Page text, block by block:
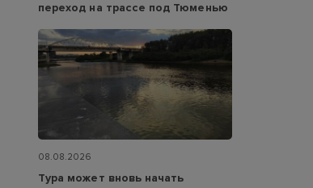
переход на трассе под Тюменью
08.08.2026
Тура может вновь начать